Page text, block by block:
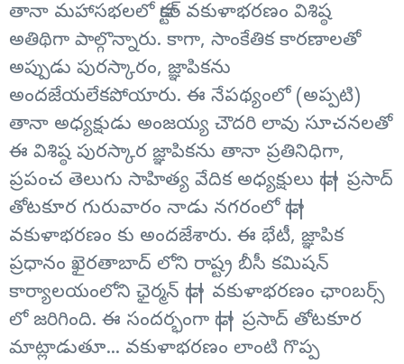
తానా మహాసభలలో డాక్టర్ వకుళాభరణం విశిష్ఠ
అతిథిగా పాల్గొన్నారు. కాగా, సాంకేతిక కారణాలతో
అప్పుడు పురస్కారం, జ్ఞాపికను
అందజేయలేకపోయారు. ఈ నేపథ్యంలో (అప్పటి)
తానా అధ్యక్షుడు అంజయ్య చౌదరి లావు సూచనలతో
ఈ విశిష్ఠ పురస్కార జ్ఞాపికను తానా ప్రతినిధిగా,
ప్రపంచ తెలుగు సాహిత్య వేదిక అధ్యక్షులు డా|| ప్రసాద్
తోటకూర గురువారం నాడు నగరంలో డా||
వకుళాభరణం కు అందజేశారు. ఈ భేటీ, జ్ఞాపిక
ప్రధానం ఖైరతాబాద్ లోని రాష్ట్ర బీసీ కమిషన్
కార్యాలయంలోని ఛైర్మన్ డా|| వకుళాభరణం ఛాoబర్స్
లో జరిగింది. ఈ సందర్భంగా డా|| ప్రసాద్ తోటకూర
మాట్లాడుతూ... వకుళాభరణం లాంటి గొప్ప